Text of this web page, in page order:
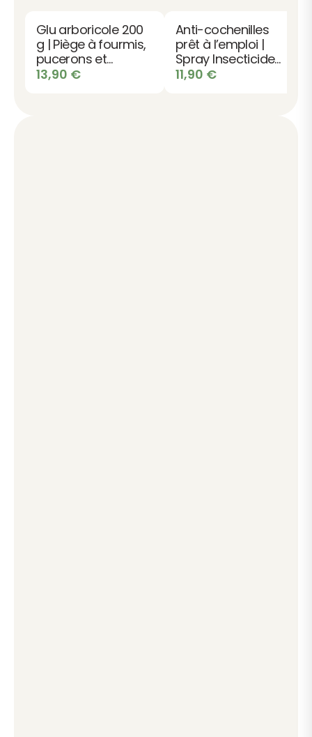
Glu arboricole 200
g | Piège à fourmis,
pucerons et
chenilles
13,90 €
Anti-cochenilles
prêt à l’emploi |
Spray Insecticide
choc
11,90 €